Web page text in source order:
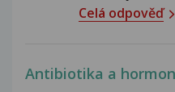
Celá odpověď
Antibiotika a